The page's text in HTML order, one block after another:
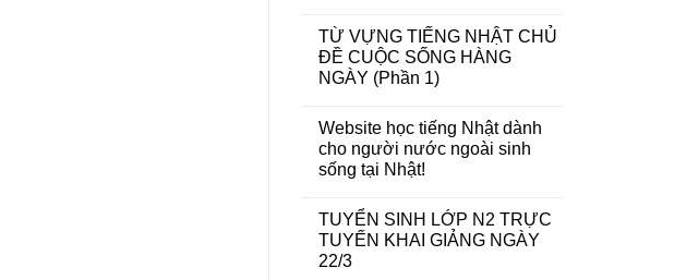
TỪ VỰNG TIẾNG NHẬT CHỦ
ĐỀ CUỘC SỐNG HÀNG
NGÀY (Phần 1)
Website học tiếng Nhật dành
cho người nước ngoài sinh
sống tại Nhật!
TUYỂN SINH LỚP N2 TRỰC
TUYẾN KHAI GIẢNG NGÀY
22/3